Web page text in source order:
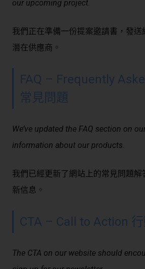
our upcoming project.
我們正在準備一份提案邀請書，發
潛在供應商。
FAQ – Frequently
常見問題
We’ve updated the FAQ section on
information about our products.
我們已經更新了網站上的常見問題
新信息。
CTA – Call to Action
The CTA on our website should